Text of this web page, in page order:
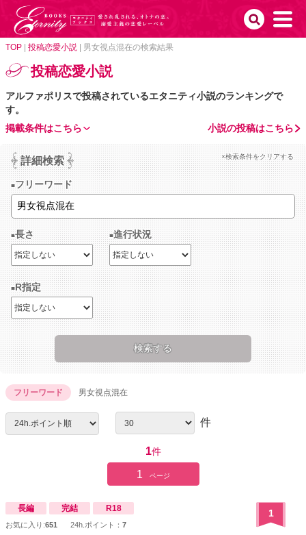
TOP 投稿恋愛小説 男女視点混在の検索結果
投稿恋愛小説
アルファポリスで投稿されているエタニティ小説のランキングで
す。
小説の投稿はこちら
掲載条件はこちら
詳細検索 ×検索条件をクリアする
フリーワード
長さ 進行状況
R指定
フリーワード 男女視点混在
件
1件
1 ページ
長編 完結 R18
お気に入り:651 24h.ポイント： 7
1